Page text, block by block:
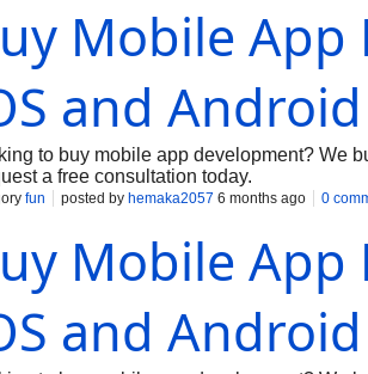
on a rainy Saturday afternoon,
about “love-focused personality tests”
got the better of me, and I clicked
experience feel less like a test
Mobile
and
to buy mobile app development? We
a free consultation today.
fun posted by hemaka2057 6 months ago 0
Mobile
and